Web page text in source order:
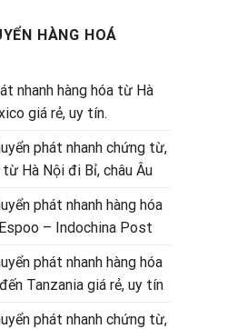
HÀNG HOÁ
nhanh hàng hóa từ Hà
giá rẻ, uy tín.
phát nhanh chứng từ,
Hà Nội đi Bỉ, châu Âu
phát nhanh hàng hóa
– Indochina Post
phát nhanh hàng hóa
Tanzania giá rẻ, uy tín
phát nhanh chứng từ,